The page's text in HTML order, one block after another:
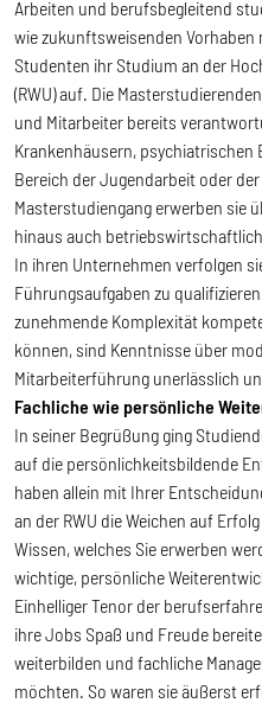
Arbeiten und berufsbegleitend
wie zukunftsweisenden Vorhaben
Studenten ihr Studium an der
(RWU) auf. Die
und Mitarbeiter bereits
Krankenhäusern, psychiatrischen
Bereich der Jugendarbeit oder
Masterstudiengang erwerben sie
hinaus auch
In ihren Unternehmen verfolgen
Führungsaufgaben zu
zunehmende Komplexität
können, sind Kenntnisse über
Mitarbeiterführung unerlässlich
Fachliche wie persönliche
In seiner Begrüßung ging
auf die persönlichkeitsbildende
haben allein mit Ihrer
an der RWU die Weichen auf
Wissen, welches Sie erwerben
wichtige, persönliche
Einhelliger Tenor der
ihre Jobs Spaß und Freude
weiterbilden und fachliche
möchten. So waren sie äußerst